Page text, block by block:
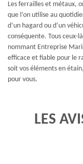
Les ferrailles et métaux,
que l’on utilise au
d’un hagard ou d’un
conséquente. Tous ceux-
nommant Entreprise
efficace et fiable pour le
soit vos éléments en
pour vous.
LES